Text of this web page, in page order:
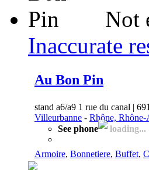
Not
Inaccurate
Au Bon Pin
stand a6/a9 1 rue du canal |
Villeurbanne - Rhône, Rhône-
See phone
loading...
Armoire, Bonnetiere, Buffet,